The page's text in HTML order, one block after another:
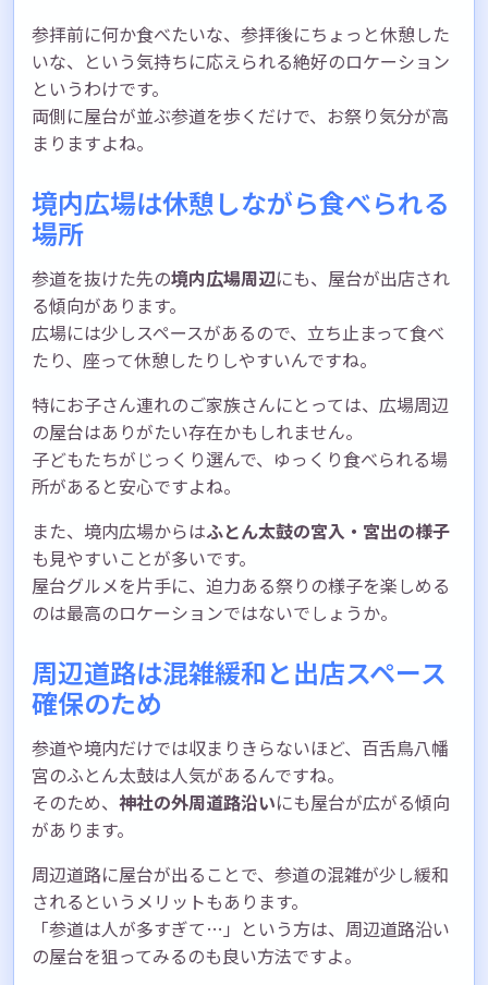
参拝前に何か食べたいな、参拝後にちょっと休憩した
いな、という気持ちに応えられる絶好のロケーション
というわけです。
両側に屋台が並ぶ参道を歩くだけで、お祭り気分が高
まりますよね。
境内広場は休憩しながら食べられる
場所
参道を抜けた先の境内広場周辺にも、屋台が出店され
る傾向があります。
広場には少しスペースがあるので、立ち止まって食べ
たり、座って休憩したりしやすいんですね。
特にお子さん連れのご家族さんにとっては、広場周辺
の屋台はありがたい存在かもしれません。
子どもたちがじっくり選んで、ゆっくり食べられる場
所があると安心ですよね。
また、境内広場からはふとん太鼓の宮入・宮出の様子
も見やすいことが多いです。
屋台グルメを片手に、迫力ある祭りの様子を楽しめる
のは最高のロケーションではないでしょうか。
周辺道路は混雑緩和と出店スペース
確保のため
参道や境内だけでは収まりきらないほど、百舌鳥八幡
宮のふとん太鼓は人気があるんですね。
そのため、 神社の外周道路沿いにも屋台が広がる傾向
があります。
周辺道路に屋台が出ることで、参道の混雑が少し緩和
されるというメリットもあります。
「参道は人が多すぎて…」という方は、周辺道路沿い
の屋台を狙ってみるのも良い方法ですよ。